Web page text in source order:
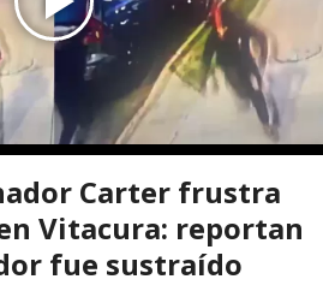
Carter frustra
Vitacura: reportan
fue sustraído